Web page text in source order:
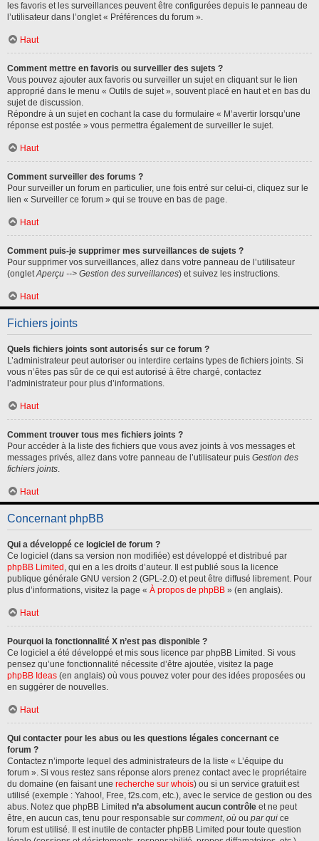
les favoris et les surveillances peuvent être configurées depuis le panneau de
l’utilisateur dans l’onglet « Préférences du forum ».
Haut
Comment mettre en favoris ou surveiller des sujets ?
Vous pouvez ajouter aux favoris ou surveiller un sujet en cliquant sur le lien
approprié dans le menu « Outils de sujet », souvent placé en haut et en bas du
sujet de discussion.
Répondre à un sujet en cochant la case du formulaire « M’avertir lorsqu’une
réponse est postée » vous permettra également de surveiller le sujet.
Haut
Comment surveiller des forums ?
Pour surveiller un forum en particulier, une fois entré sur celui-ci, cliquez sur le
lien « Surveiller ce forum » qui se trouve en bas de page.
Haut
Comment puis-je supprimer mes surveillances de sujets ?
Pour supprimer vos surveillances, allez dans votre panneau de l’utilisateur
(ongletAperçu --> Gestion des surveillances) et suivez les instructions.
Haut
Fichiers joints
Quels fichiers joints sont autorisés sur ce forum ?
L’administrateur peut autoriser ou interdire certains types de fichiers joints. Si
vous n’êtes pas sûr de ce qui est autorisé à être chargé, contactez
l’administrateur pour plus d’informations.
Haut
Comment trouver tous mes fichiers joints ?
Pour accéder à la liste des fichiers que vous avez joints à vos messages et
messages privés, allez dans votre panneau de l’utilisateur puis Gestion des
fichiers joints.
Haut
Concernant phpBB
Qui a développé ce logiciel de forum ?
Ce logiciel (dans sa version non modifiée) est développé et distribué par
phpBB Limited , qui en a les droits d’auteur. Il est publié sous la licence
publique générale GNU version 2 (GPL-2.0) et peut être diffusé librement. Pour
plus d’informations, visitez la page « À propos de phpBB » (en anglais).
Haut
Pourquoi la fonctionnalité X n’est pas disponible ?
Ce logiciel a été développé et mis sous licence par phpBB Limited. Si vous
pensez qu’une fonctionnalité nécessite d’être ajoutée, visitez la page
phpBB Ideas (en anglais) où vous pouvez voter pour des idées proposées ou
en suggérer de nouvelles.
Haut
Qui contacter pour les abus ou les questions légales concernant ce
forum ?
Contactez n’importe lequel des administrateurs de la liste « L’équipe du
forum ». Si vous restez sans réponse alors prenez contact avec le propriétaire
du domaine (en faisant une recherche sur whois) ou si un service gratuit est
utilisé (exemple : Yahoo!, Free, f2s.com, etc.), avec le service de gestion ou des
abus. Notez que phpBB Limited n’a absolument aucun contrôle et ne peut
être, en aucun cas, tenu pour responsable sur comment, où ou par qui ce
forum est utilisé. Il est inutile de contacter phpBB Limited pour toute question